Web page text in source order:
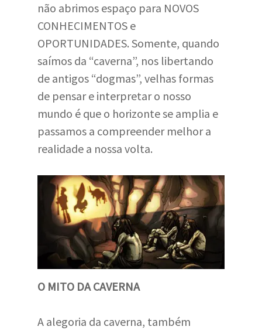
não abrimos espaço para NOVOS
CONHECIMENTOS e
OPORTUNIDADES. Somente, quando
saímos da “caverna”, nos libertando
de antigos “dogmas”, velhas formas
de pensar e interpretar o nosso
mundo é que o horizonte se amplia e
passamos a compreender melhor a
realidade a nossa volta.
O MITO DA CAVERNA
A alegoria da caverna, também